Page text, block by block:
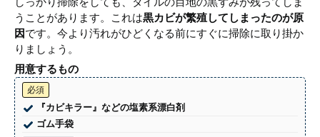
うことがあります。これは黒カビが繁殖してしまったのが原
因です。今より汚れがひどくなる前にすぐに掃除に取り掛か
りましょう。
用意するもの
必須
『カビキラー』などの塩素系漂白剤
ゴム手袋